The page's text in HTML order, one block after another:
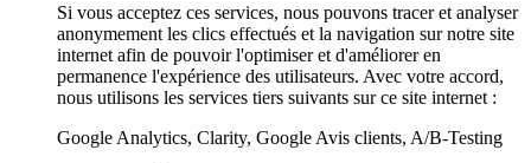
Si vous acceptez ces services, nous pouvons tracer et analyser
anonymement les clics effectués et la navigation sur notre site
internet afin de pouvoir l'optimiser et d'améliorer en
permanence l'expérience des utilisateurs. Avec votre accord,
nous utilisons les services tiers suivants sur ce site internet :
Google Analytics, Clarity, Google Avis clients, A/B-Testing